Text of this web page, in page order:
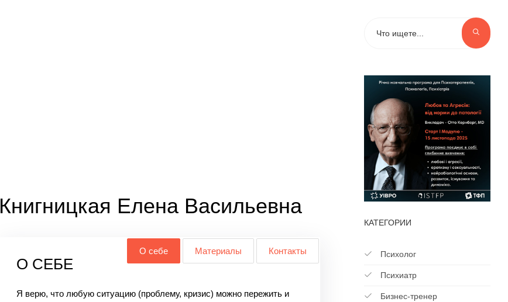
Книгницкая Елена Васильевна
О себе Материалы Контакты
О СЕБЕ
Я верю, что любую ситуацию (проблему, кризис) можно пережить и
КАТЕГОРИИ
Психолог
Психиатр
Бизнес-тренер